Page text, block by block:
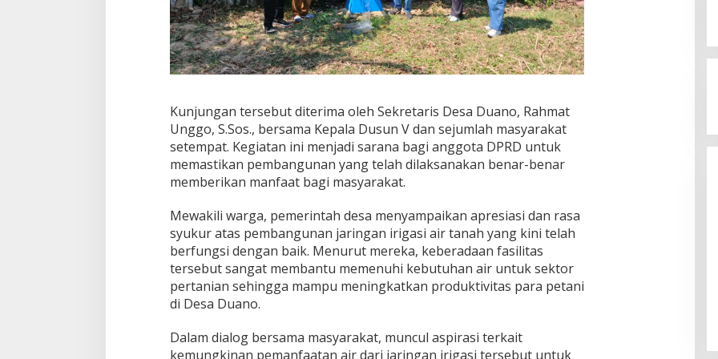
a
h
d
i
D
a
u
a
n
o
W
a
g
a
R
a
k
Kunjungan tersebut diterima oleh Sekretaris Desa Duano, Rahmat
Unggo, S.Sos., bersama Kepala Dusun V dan sejumlah masyarakat
setempat. Kegiatan ini menjadi sarana bagi anggota DPRD untuk
memastikan pembangunan yang telah dilaksanakan benar-benar
memberikan manfaat bagi masyarakat.
Mewakili warga, pemerintah desa menyampaikan apresiasi dan rasa
syukur atas pembangunan jaringan irigasi air tanah yang kini telah
berfungsi dengan baik. Menurut mereka, keberadaan fasilitas
tersebut sangat membantu memenuhi kebutuhan air untuk sektor
pertanian sehingga mampu meningkatkan produktivitas para petani
di Desa Duano.
Dalam dialog bersama masyarakat, muncul aspirasi terkait
kemungkinan pemanfaatan air dari jaringan irigasi tersebut untuk
Ghalieb Lahidjun : Universitas
Gorontalo Miliki Rekam Jejak